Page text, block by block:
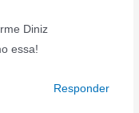
Diniz
essa!
Responder